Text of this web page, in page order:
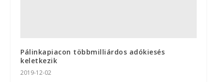
Pálinkapiacon többmilliárdos adókiesés
keletkezik
2019-12-02